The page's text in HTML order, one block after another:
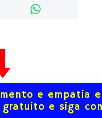
e empatia
gratuito e siga